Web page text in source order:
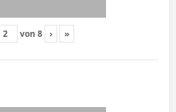
von 8 › »